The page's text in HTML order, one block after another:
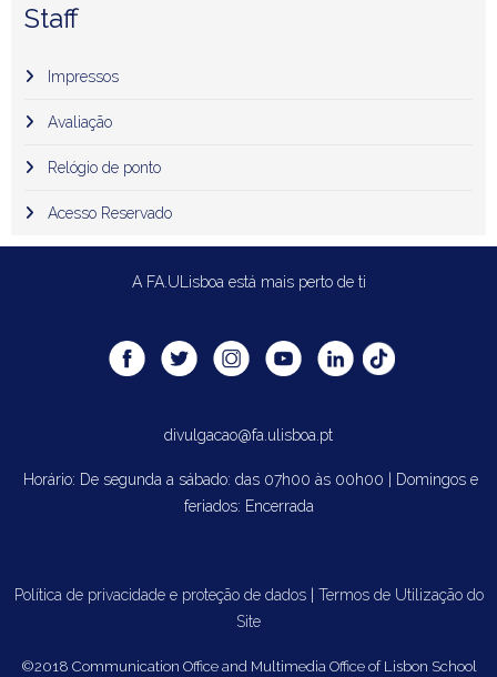
Staff
Impressos
Avaliação
Relógio de ponto
Acesso Reservado
A FA.ULisboa está mais perto de ti
divulgacao@fa.ulisboa.pt
Horário: De segunda a sábado: das 07h00 às 00h00 | Domingos e
feriados: Encerrada
Política de privacidade e proteção de dados| Termos de Utilização do
Site
©2018 Communication Office and Multimedia Office of Lisbon School